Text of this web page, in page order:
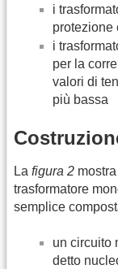
i
protezione
i
per la
valori di
più bassa
La figura 2
trasformatore
semplice
un circuito
detto